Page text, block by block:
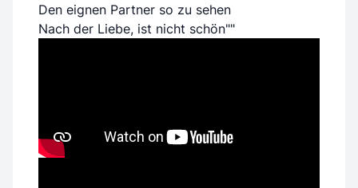
Den eignen Partner so zu sehen
Nach der Liebe, ist nicht schön""